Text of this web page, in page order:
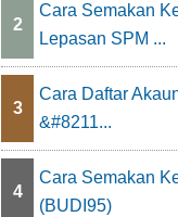
2
Cara Semakan
Lepasan SPM ...
3
Cara Daftar
&#8211...
4
Cara Semakan
(BUDI95)